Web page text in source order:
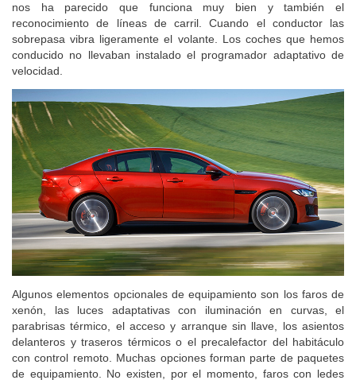
nos ha parecido que funciona muy bien y también el
reconocimiento de líneas de carril. Cuando el conductor las
sobrepasa vibra ligeramente el volante. Los coches que hemos
conducido no llevaban instalado el programador adaptativo de
velocidad.
Algunos elementos opcionales de equipamiento son los faros de
xenón, las luces adaptativas con iluminación en curvas, el
parabrisas térmico, el acceso y arranque sin llave, los asientos
delanteros y traseros térmicos o el precalefactor del habitáculo
con control remoto. Muchas opciones forman parte de paquetes
de equipamiento. No existen, por el momento, faros con ledes